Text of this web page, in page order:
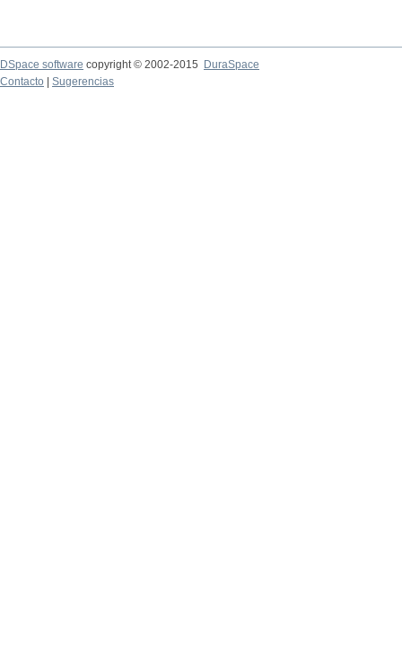
DSpace software copyright © 2002-2015
DuraSpace
Contacto
Sugerencias